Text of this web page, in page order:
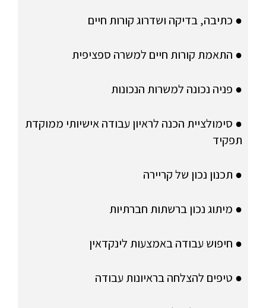
● כתיבה, בדיקה ושדרוג קורות חיים
● התאמת קורות חיים למשרה ספציפית
● פניה נכונה למשרות הנכונות
● סימולציית הכנה לראיון עבודה אישיותי ממוקדת
תפקיד
● תכנון נכון של קריירה
● מיתוג נכון ברשתות חברתיות
● חיפוש עבודה באמצעות לינקדאין
● טיפים להצלחה בראיונות עבודה